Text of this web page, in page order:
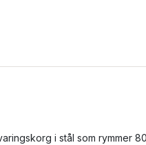
i stål som rymmer 80